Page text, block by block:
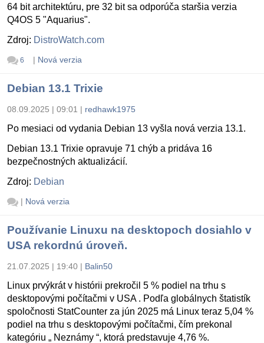
64 bit architektúru, pre 32 bit sa odporúča staršia verzia
Q4OS 5 "Aquarius".
Zdroj: DistroWatch.com
6 | Nová verzia
Debian 13.1 Trixie
08.09.2025 | 09:01 | redhawk1975
Po mesiaci od vydania Debian 13 vyšla nová verzia 13.1.
Debian 13.1 Trixie opravuje 71 chýb a pridáva 16
bezpečnostných aktualizácií.
Zdroj: Debian
| Nová verzia
Používanie Linuxu na desktopoch dosiahlo v
USA rekordnú úroveň.
21.07.2025 | 19:40 | Balin50
Linux prvýkrát v histórii prekročil 5 % podiel na trhu s
desktopovými počítačmi v USA . Podľa globálnych štatistík
spoločnosti StatCounter za jún 2025 má Linux teraz 5,04 %
podiel na trhu s desktopovými počítačmi, čím prekonal
kategóriu „ Neznámy “, ktorá predstavuje 4,76 %.